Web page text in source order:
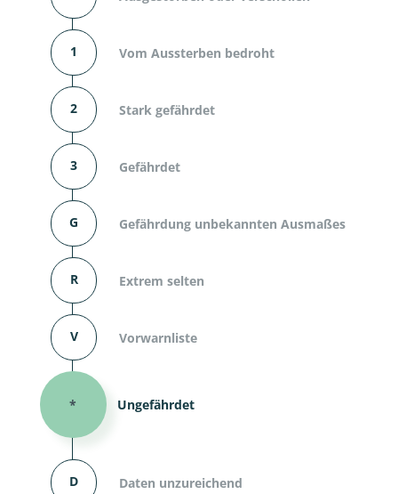
1 Vom Aussterben bedroht
2 Stark gefährdet
3 Gefährdet
G Gefährdung unbekannten Ausmaßes
R Extrem selten
V Vorwarnliste
* Ungefährdet
D Daten unzureichend